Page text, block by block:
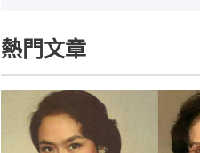
熱門文章